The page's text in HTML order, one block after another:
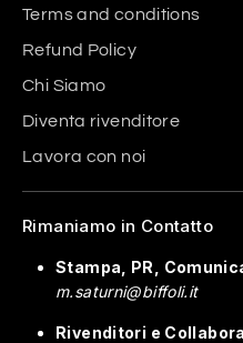
Terms and conditions
Refund Policy
Chi Siamo
Diventa rivenditore
Lavora con noi
Rimaniamo in Contatto
Stampa, PR,
m.saturni@biffoli.it
Rivenditori e